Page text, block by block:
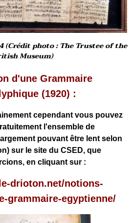
(Crédit photo : The Trustee of the
Museum)
d'une Grammaire
(1920) :
cependant vous pouvez
l'ensemble de
pouvant être lent selon
sur le site du CSED, que
en cliquant sur :
drioton.net/notions-
grammaire-egyptienne/